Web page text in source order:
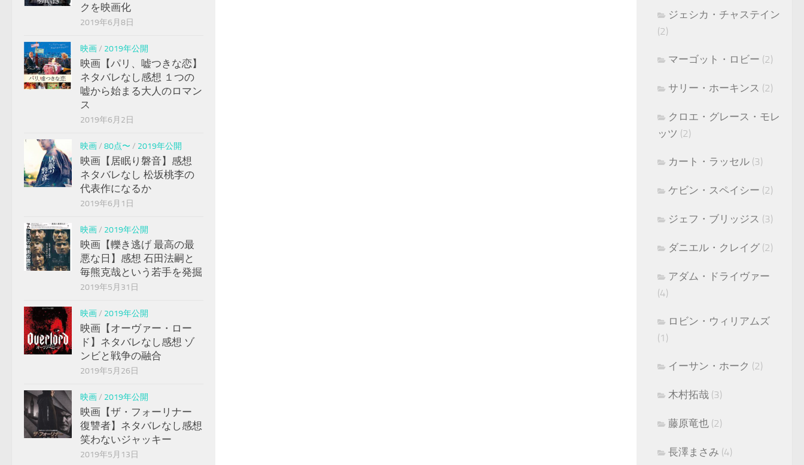
クを映画化
2019年6月8日
映画/ 2019年公開
映画【パリ、嘘つきな恋】
ネタバレなし感想 １つの
嘘から始まる大人のロマン
ス
2019年6月2日
映画/ 80点〜 / 2019年公開
映画【居眠り磐音】感想
ネタバレなし 松坂桃李の
代表作になるか
2019年6月1日
映画/ 2019年公開
映画【轢き逃げ 最高の最
悪な日】感想 石田法嗣と
毎熊克哉という若手を発掘
2019年5月31日
映画/ 2019年公開
映画【オーヴァー・ロー
ド】ネタバレなし感想 ゾ
ンビと戦争の融合
2019年5月26日
映画/ 2019年公開
映画【ザ・フォーリナー
復讐者】ネタバレなし感想
笑わないジャッキー
2019年5月13日
ジェシカ・チャステイン
(2)
マーゴット・ロビー (2)
サリー・ホーキンス (2)
クロエ・グレース・モレ
ッツ (2)
カート・ラッセル (3)
ケビン・スペイシー (2)
ジェフ・ブリッジス (3)
ダニエル・クレイグ (2)
アダム・ドライヴァー
(4)
ロビン・ウィリアムズ
(1)
イーサン・ホーク (2)
木村拓哉 (3)
藤原竜也 (2)
長澤まさみ (4)